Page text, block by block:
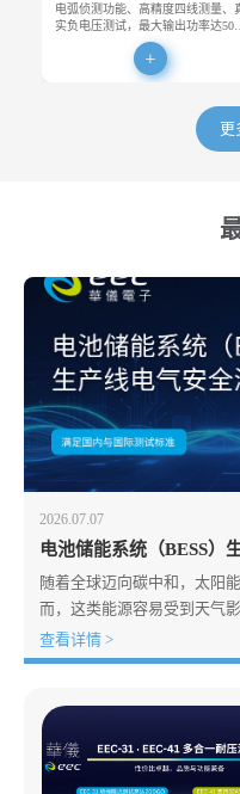
电弧侦测功能、高精度四线测量、
实负电压测试，最大输出功率达50…
更
2026.07.07
电池储能系统（BESS）
随着全球迈向碳中和，太阳
而，这类能源容易受到天气
查看详情 >